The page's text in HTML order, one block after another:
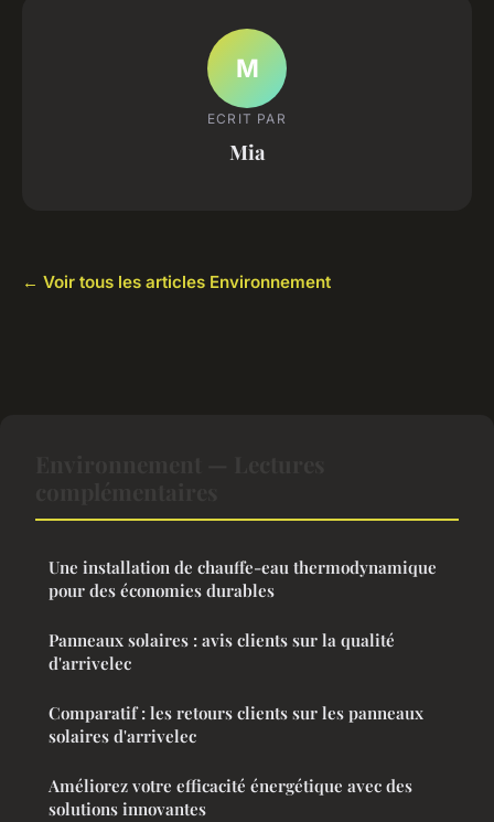
M
ECRIT PAR
Mia
← Voir tous les articles Environnement
Une installation de chauffe-eau thermodynamique
pour des économies durables
Panneaux solaires : avis clients sur la qualité
d'arrivelec
Comparatif : les retours clients sur les panneaux
solaires d'arrivelec
Améliorez votre efficacité énergétique avec des
solutions innovantes